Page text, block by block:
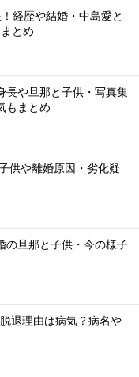
経歴や結婚・中島愛と
とめ
長や旦那と子供・写真集
もまとめ
供や離婚原因・劣化疑
の旦那と子供・今の様子
退理由は病気？病名や